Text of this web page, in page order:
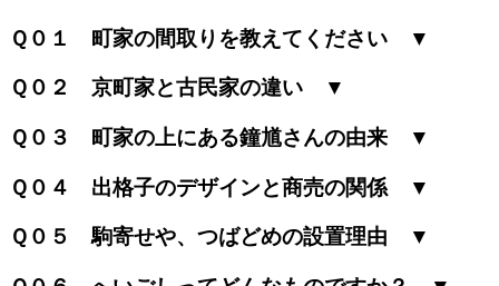
Ｑ０１ 町家の間取りを教えてください ▼
Ｑ０２ 京町家と古民家の違い ▼
Ｑ０３ 町家の上にある鐘馗さんの由来 ▼
Ｑ０４ 出格子のデザインと商売の関係 ▼
Ｑ０５ 駒寄せや、つばどめの設置理由 ▼